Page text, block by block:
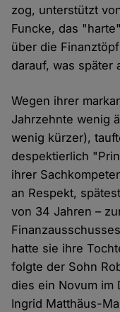
zog, unterstützt
Funcke, das
über die
darauf, was später
Wegen ihrer
Jahrzehnte wenig
wenig kürzer),
despektierlich
ihrer
an Respekt,
von 34 Jahren –
hatte sie ihre
folgte der Sohn
dies ein Novum im
Ingrid Matthäus-